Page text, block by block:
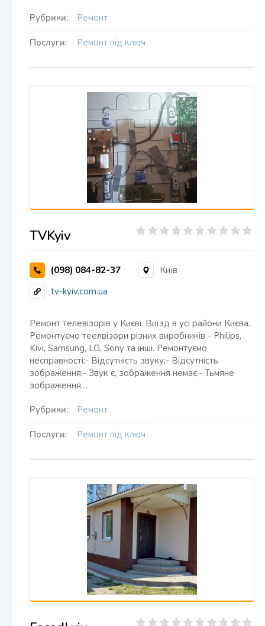
Рубрики: Ремонт
Послуги: Ремонт під ключ
TVKyiv
(098) 084-82-37
Київ
tv-kyiv.com.ua
Ремонт телевізорів у Києві. Виїзд в усі райони Києва.
Ремонтуємо теелвізори різних виробників - Philips,
Kivi, Samsung, LG, Sony та інші. Ремонтуємо
несправності:- Відсутність звуку;- Відсутність
зображення;- Звук є, зображення немає;- Тьмяне
зображення…
Рубрики: Ремонт
Послуги: Ремонт під ключ